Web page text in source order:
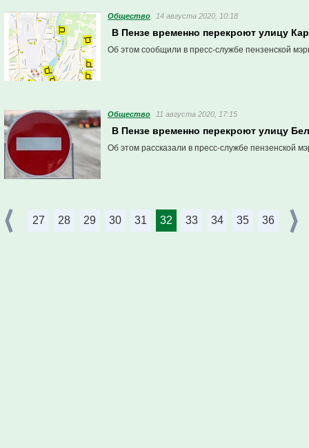
Общество 14 августа 2020, 10:18
В Пензе временно перекроют улицу
Об этом сообщили в пресс-службе пензенской
Общество 11 августа 2020, 17:15
В Пензе временно перекроют улицу
Об этом рассказали в пресс-службе пензенской
27 28 29 30 31 32 33 34 35 36